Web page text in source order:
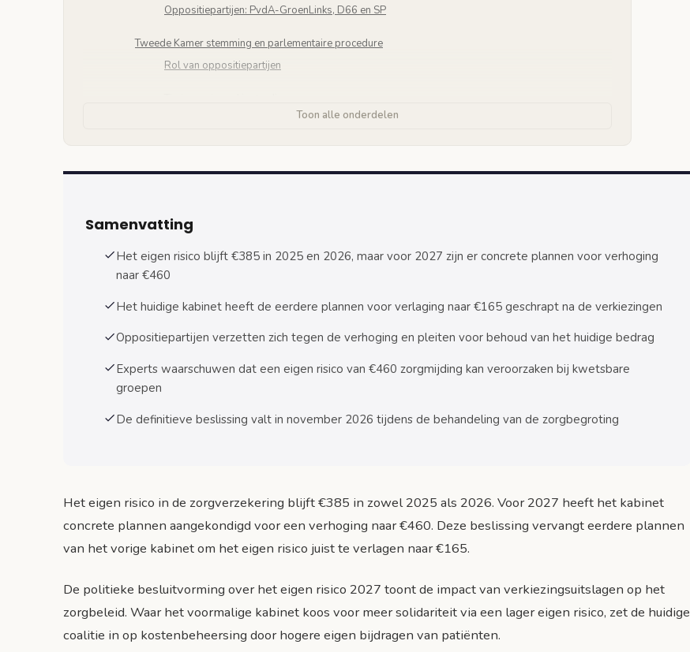
Oppositiepartijen: PvdA-GroenLinks, D66 en SP
Tweede Kamer stemming en parlementaire procedure
Rol van oppositiepartijen
Internationale vergelijking eigen risico systemen
Effecten op zorggebruik
Gevolgen voor verschillende inkomensgroepen
Lagere inkomens (tot €30.000 per jaar)
Middeninkomens (€30.000 – €60.000 per jaar)
Compensatieregelingen en uitzonderingen
Conclusie: onzekerheid en politieke realiteit
Bronnen
Toon alle onderdelen
Samenvatting
Het eigen risico blijft €385 in 2025 en 2026, maar voor 2027 zijn er concrete plannen voor verhoging
naar €460
Het huidige kabinet heeft de eerdere plannen voor verlaging naar €165 geschrapt na de verkiezingen
Oppositiepartijen verzetten zich tegen de verhoging en pleiten voor behoud van het huidige bedrag
Experts waarschuwen dat een eigen risico van €460 zorgmijding kan veroorzaken bij kwetsbare
groepen
De definitieve beslissing valt in november 2026 tijdens de behandeling van de zorgbegroting
Het eigen risico in de zorgverzekering blijft €385 in zowel 2025 als 2026. Voor 2027 heeft het kabinet
concrete plannen aangekondigd voor een verhoging naar €460. Deze beslissing vervangt eerdere plannen
van het vorige kabinet om het eigen risico juist te verlagen naar €165.
De politieke besluitvorming over het eigen risico 2027 toont de impact van verkiezingsuitslagen op het
zorgbeleid. Waar het voormalige kabinet koos voor meer solidariteit via een lager eigen risico, zet de huidige
coalitie in op kostenbeheersing door hogere eigen bijdragen van patiënten.